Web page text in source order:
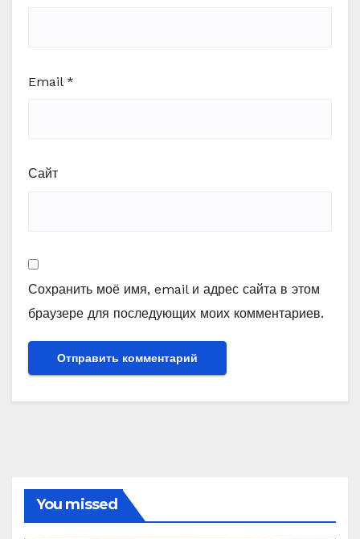
Email *
Сайт
Сохранить моё имя, email и адрес сайта в этом
браузере для последующих моих комментариев.
You missed